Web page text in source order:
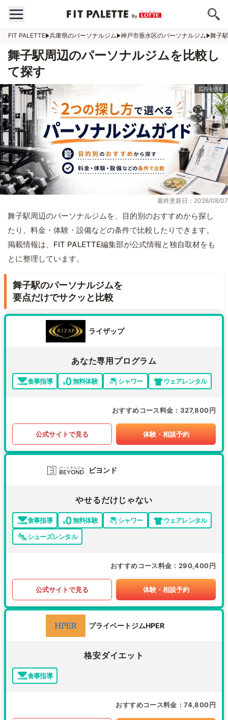
FIT PALETTE 兵庫県のパーソナルジム 神戸市垂水区のパーソナルジム 舞子
舞子駅周辺のパーソナルジムを比較し
て探す
最終更新日：2026/08/07
舞子駅周辺のパーソナルジムを、目的別のおすすめから探し
たり、料金・体験・設備などの条件で比較したりできます。
掲載情報は、FIT PALETTE編集部が公式情報と独自取材をも
とに整理しています。
舞子駅のパーソナルジムを
要点だけでサクッと比較
ライザップ
あなた専用プログラム
食事指導 無料体験 シャワー ウェアレンタル
おすすめコース料金 327,800円
公式サイトで見る 体験・相談予約
ビヨンド
やせるだけじゃない
食事指導 無料体験 シャワー
ウェアレンタル
シューズレンタル
おすすめコース料金 290,400円
公式サイトで見る 体験・相談予約
プライベートジムHPER
格安ダイエット
食事指導
おすすめコース料金 74,800円